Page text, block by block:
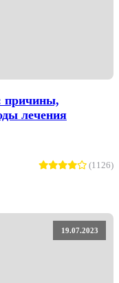
причины,
лечения
(1126)
19.07.2023